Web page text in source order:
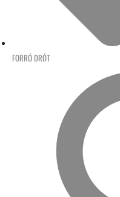
FORRÓ DRÓT